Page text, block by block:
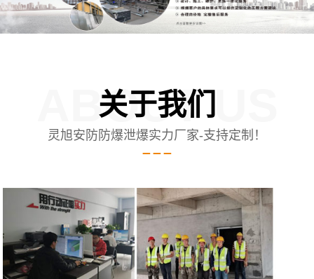
关于我们
ABOUT US
灵旭安防防爆泄爆实力厂家-支持定制！